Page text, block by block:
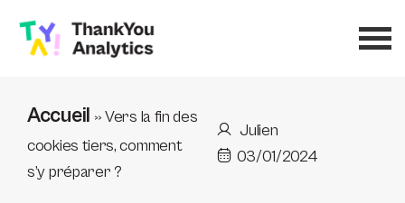
Accueil »Vers la fin des
cookies tiers, comment
s’y préparer ?
Julien
03/01/2024